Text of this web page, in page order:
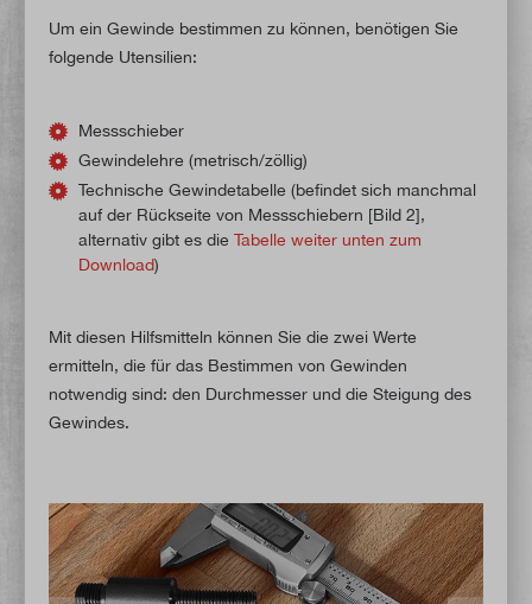
Um ein Gewinde bestimmen zu können, benötigen Sie
folgende Utensilien:
Messschieber
Gewindelehre (metrisch/zöllig)
Technische Gewindetabelle (befindet sich manchmal
auf der Rückseite von Messschiebern [Bild 2],
alternativ gibt es die Tabelle weiter unten zum
Download)
Mit diesen Hilfsmitteln können Sie die zwei Werte
ermitteln, die für das Bestimmen von Gewinden
notwendig sind: den Durchmesser und die Steigung des
Gewindes.